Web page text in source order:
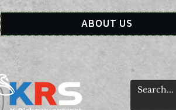
ABOUT US